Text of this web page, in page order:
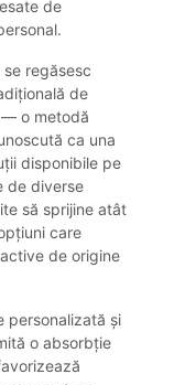
de
regăsesc
de
— o metodă
ca una
disponibile pe
de diverse
să sprijine atât
care
de origine
personalizată și
o absorbție